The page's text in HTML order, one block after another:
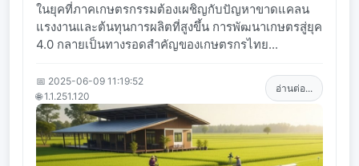
ในยุคที่ภาคเกษตรกรรมต้องเผชิญกับปัญหาขาดแคลน
แรงงานและต้นทุนการผลิตที่สูงขึ้น การพัฒนาเกษตรสู่ยุค
4.0 กลายเป็นทางรอดสำคัญของเกษตรกรไทย...
📅 2025-06-09 11:19:52
🌐 1.1.251.120
อ่านต่อ...